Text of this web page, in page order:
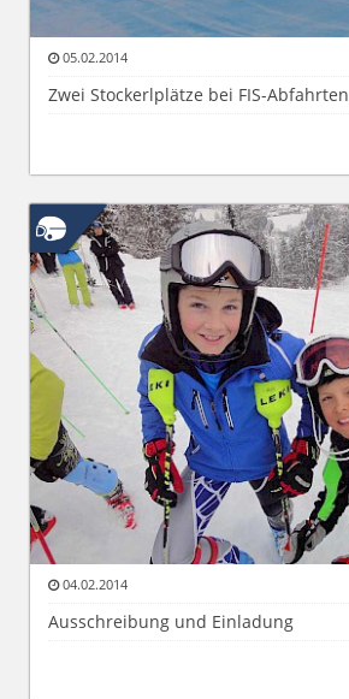
05.02.2014
Zwei Stockerlplätze bei FIS-Abfahrten
04.02.2014
Ausschreibung und Einladung